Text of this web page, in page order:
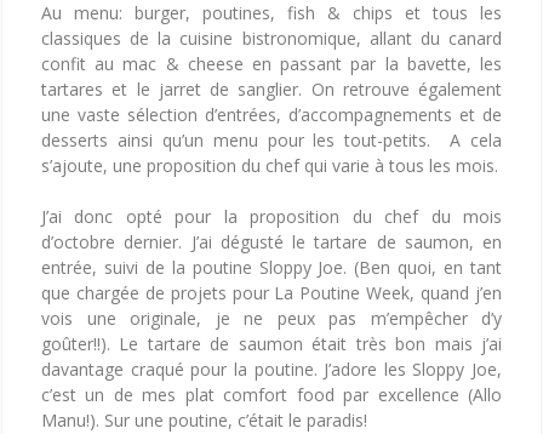
Au menu: burger, poutines, fish & chips et tous les
classiques de la cuisine bistronomique, allant du canard
confit au mac & cheese en passant par la bavette, les
tartares et le jarret de sanglier. On retrouve également
une vaste sélection d’entrées, d’accompagnements et de
desserts ainsi qu’un menu pour les tout-petits. A cela
s’ajoute, une proposition du chef qui varie à tous les mois.
J’ai donc opté pour la proposition du chef du mois
d’octobre dernier. J’ai dégusté le tartare de saumon, en
entrée, suivi de la poutine Sloppy Joe. (Ben quoi, en tant
que chargée de projets pour La Poutine Week, quand j’en
vois une originale, je ne peux pas m’empêcher d’y
goûter!!). Le tartare de saumon était très bon mais j’ai
davantage craqué pour la poutine. J’adore les Sloppy Joe,
c’est un de mes plat comfort food par excellence (Allo
Manu!). Sur une poutine, c’était le paradis!